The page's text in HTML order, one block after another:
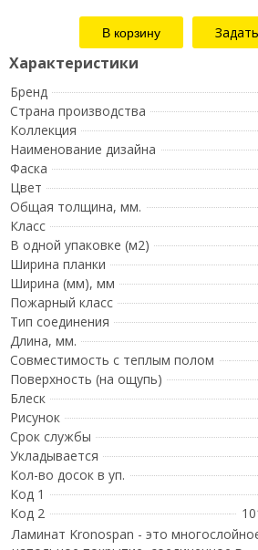
Бренд
Страна производства
Коллекция
Наименование дизайна
Фаска
Цвет
Общая толщина, мм.
Класс
В одной упаковке (м2)
Ширина планки
Ширина (мм), мм
Пожарный класс
Тип соединения
Длина, мм.
Совместимость с теплым полом
Поверхность (на ощупь)
Блеск
Рисунок
Срок службы
Укладывается
Кол-во досок в уп.
Код 1
Код 2
Ламинат Kronospan - это